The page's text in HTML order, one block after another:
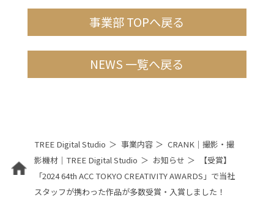
事業部 TOPへ戻る
NEWS 一覧へ戻る
TREE Digital Studio 事業内容
CRANK｜撮影・撮
影機材｜TREE Digital Studio
お知らせ
【受賞】
「2024 64th ACC TOKYO CREATIVITY AWARDS」で当社
スタッフが携わった作品が多数受賞・入賞しました！